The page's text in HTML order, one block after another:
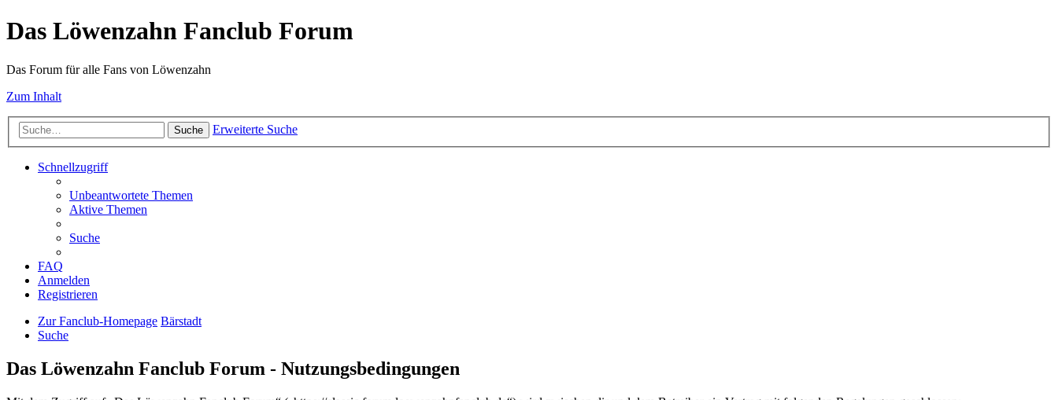
Das Löwenzahn Fanclub Forum
Das Forum für alle Fans von Löwenzahn
Zum Inhalt
Suche Erweiterte Suche
Schnellzugriff
Unbeantwortete Themen
Aktive Themen
Suche
FAQ
Anmelden
Registrieren
Zur Fanclub-Homepage Bärstadt
Suche
Das Löwenzahn Fanclub Forum - Nutzungsbedingungen